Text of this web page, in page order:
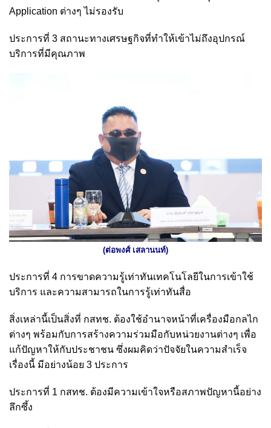
Application ต่างๆ ไม่รองรับ
ประการที่ 3 สถานะทางเศรษฐกิจที่ทำให้เข้าไม่ถึงอุปกรณ์
บริการที่มีคุณภาพ
(ต่อพงศ์ เสลานนท์)
ประการที่ 4 การขาดความรู้เท่าทันเทคโนโลยีในการเข้าใช้
บริการ และความสามารถในการรู้เท่าทันสื่อ
สิ่งเหล่านี้เป็นสิ่งที่ กสทช. ต้องใช้อำนาจหน้าที่เครื่องมือกลไก
ต่างๆ พร้อมกับการสร้างความร่วมมือกับหน่วยงานต่างๆ เพื่อ
แก้ปัญหาให้กับประชาชน ซึ่งผมคิดว่าปัจจัยในความสำเร็จ
เรื่องนี้ มีอย่างน้อย 3 ประการ
ประการที่ 1 กสทช. ต้องมีความเข้าใจหรือสภาพปัญหานี้อย่าง
ลึกซึ้ง